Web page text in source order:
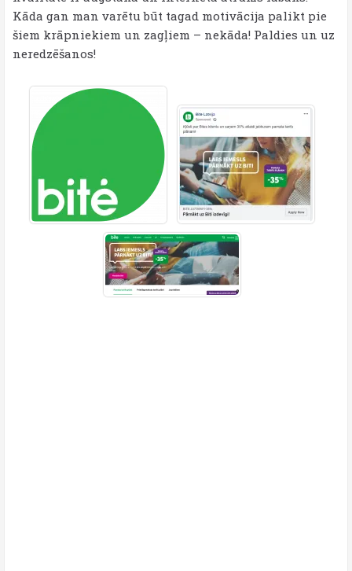
Kāda gan man varētu būt tagad motivācija palikt pie
šiem krāpniekiem un zagļiem – nekāda! Paldies un uz
neredzēšanos!